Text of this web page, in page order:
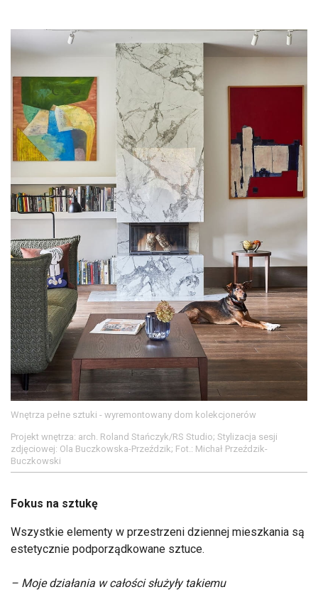
Wnętrza pełne sztuki - wyremontowany dom kolekcjonerów
Projekt wnętrza: arch. Roland Stańczyk/RS Studio; Stylizacja sesji
zdjęciowej: Ola Buczkowska-Przeździk; Fot.: Michał Przeździk-
Buczkowski
Fokus na sztukę
Wszystkie elementy w przestrzeni dziennej mieszkania są
estetycznie podporządkowane sztuce.
– Moje działania w całości służyły takiemu